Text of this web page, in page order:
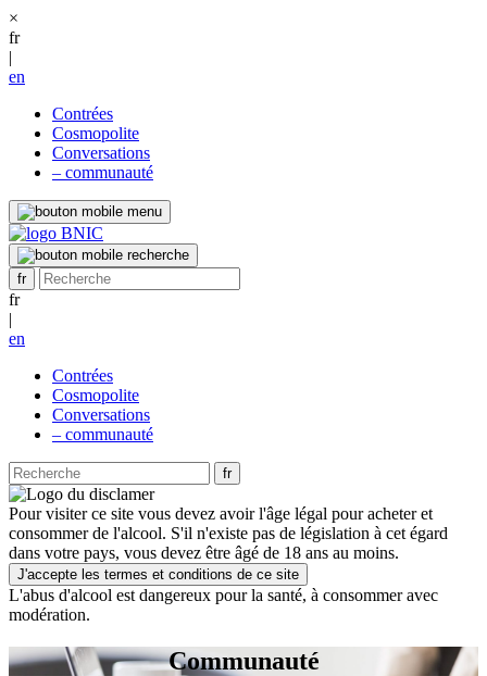
×
fr
|
en
Contrées
Cosmopolite
Conversations
– communauté
fr
|
en
Contrées
Cosmopolite
Conversations
– communauté
Pour visiter ce site vous devez avoir l'âge légal pour acheter et
consommer de l'alcool. S'il n'existe pas de législation à cet égard
dans votre pays, vous devez être âgé de 18 ans au moins.
J'accepte les termes et conditions de ce site
L'abus d'alcool est dangereux pour la santé, à consommer avec
modération.
Communauté